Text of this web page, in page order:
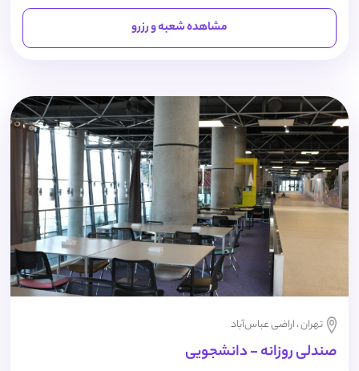
مشاهده شعبه و رزرو
تهران ، اراضی عباس‌آباد
صندلی روزانه - دانشجویی